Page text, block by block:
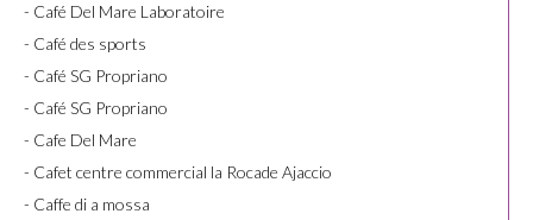
- Café Del Mare Laboratoire
- Café des sports
- Café SG Propriano
- Café SG Propriano
- Cafe Del Mare
- Cafet centre commercial la Rocade Ajaccio
- Caffe di a mossa